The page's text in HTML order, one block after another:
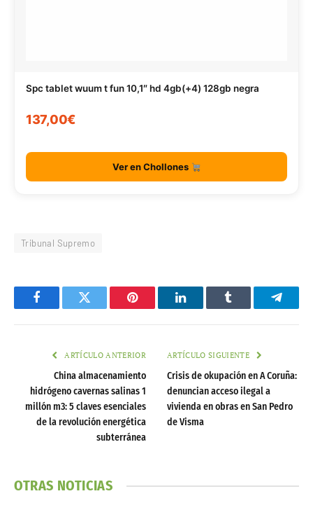
Spc tablet wuum t fun 10,1″ hd 4gb(+4) 128gb negra
137,00€
Ver en Chollones
Tribunal Supremo
FacebookTwitter Pinterest LinkedInTumblr
ARTÍCULO ANTERIOR
China almacenamiento
hidrógeno cavernas salinas 1
millón m3: 5 claves esenciales
de la revolución energética
subterránea
ARTÍCULO SIGUIENTE
Crisis de okupación en A Coruña:
denuncian acceso ilegal a
vivienda en obras en San Pedro
de Visma
OTRAS NOTICIAS